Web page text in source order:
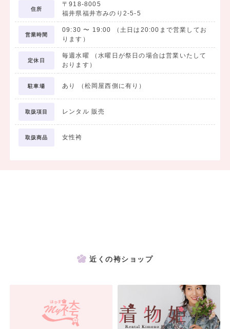
住所
〒918-8005
福井県福井市みのり2-5-5
営業時間
09:30 〜 19:00
（土日は20:00まで営業してお
ります）
定休日
毎週水曜 （水曜日が祭日の場合は営業いたして
おります）
駐車場 あり （松岡屋西側に有り）
取扱項目 レンタル 販売
取扱商品 女性袴
近くの袴ショップ